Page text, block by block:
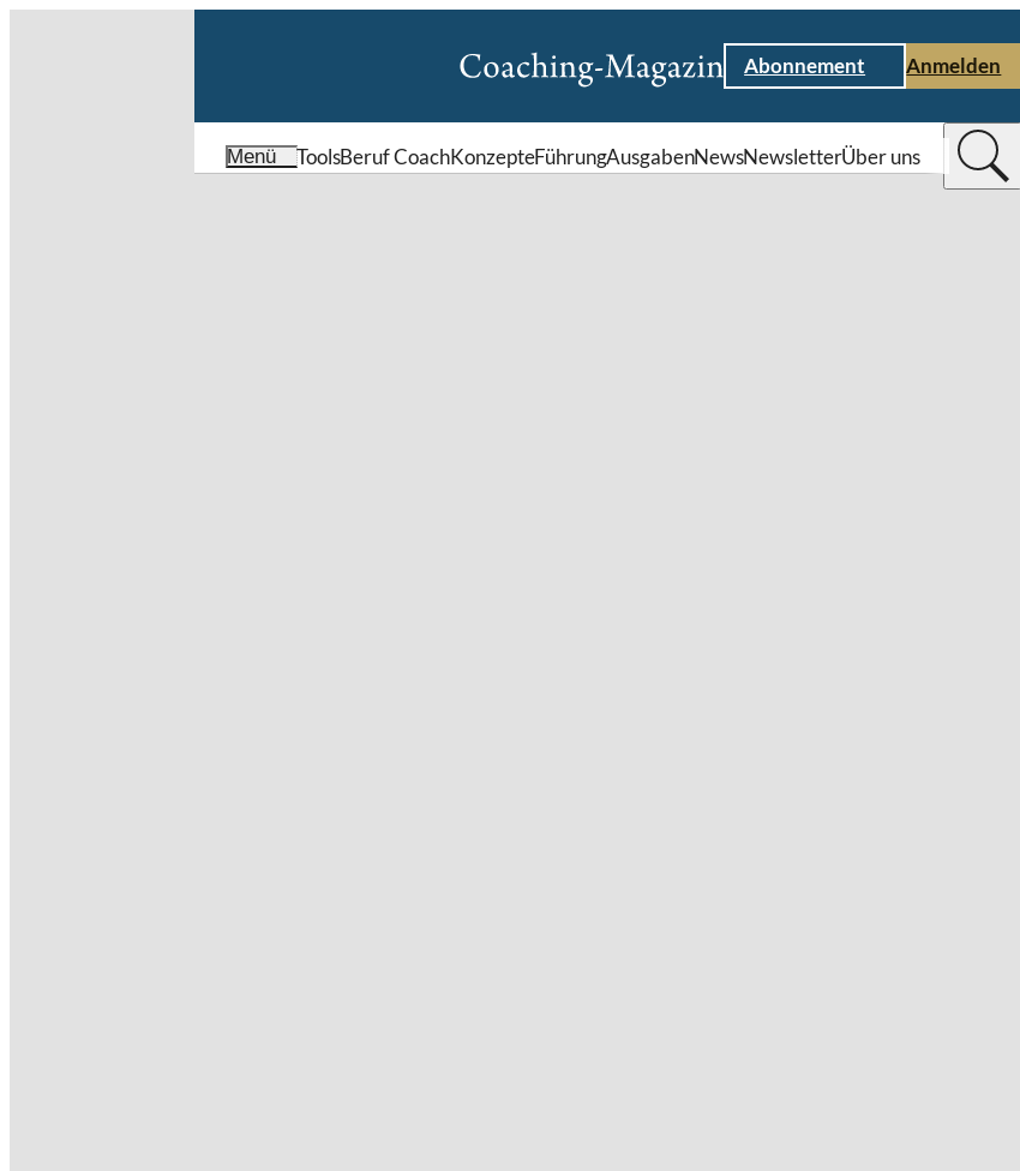
Abonnement Anmelden
Menü ToolsBeruf CoachKonzepteFührungAusgabenNewsNewsletterÜber uns